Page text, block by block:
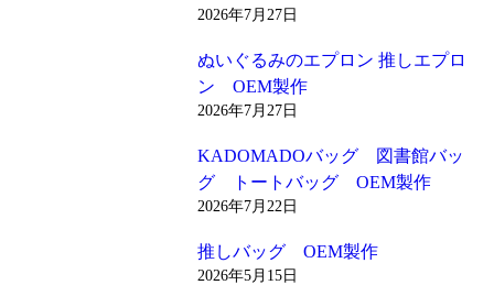
2026年7月27日
ぬいぐるみのエプロン 推しエプロ
ン OEM製作
2026年7月27日
KADOMADOバッグ 図書館バッ
グ トートバッグ OEM製作
2026年7月22日
推しバッグ OEM製作
2026年5月15日